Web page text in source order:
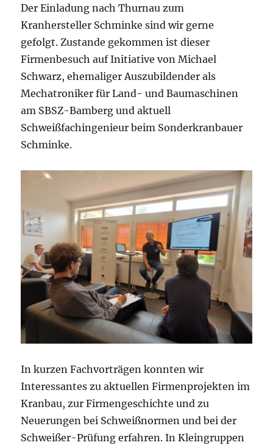
Der Einladung nach Thurnau zum
Kranhersteller Schminke sind wir gerne
gefolgt. Zustande gekommen ist dieser
Firmenbesuch auf Initiative von Michael
Schwarz, ehemaliger Auszubildender als
Mechatroniker für Land- und Baumaschinen
am SBSZ-Bamberg und aktuell
Schweißfachingenieur beim Sonderkranbauer
Schminke.
In kurzen Fachvorträgen konnten wir
Interessantes zu aktuellen Firmenprojekten im
Kranbau, zur Firmengeschichte und zu
Neuerungen bei Schweißnormen und bei der
Schweißer-Prüfung erfahren. In Kleingruppen